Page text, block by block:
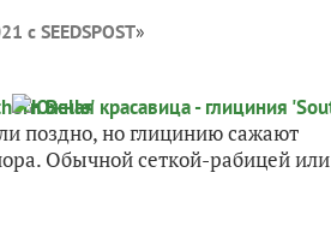
с SEEDSPOST»
поздно, но глицинию сажают
Обычной сеткой-рабицей или